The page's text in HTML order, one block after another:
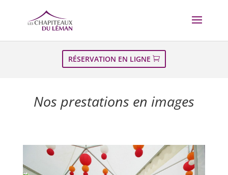
RÉSERVATION EN LIGNE
Nos prestations en images